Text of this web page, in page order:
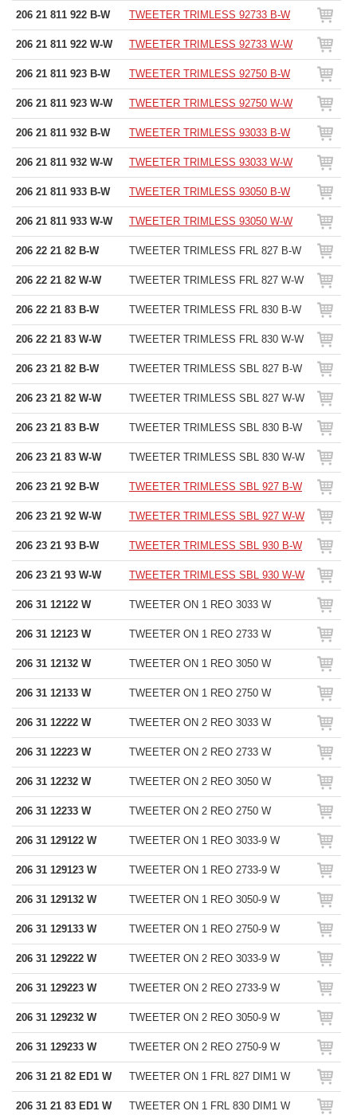
206 21 811 922 B-W TWEETER TRIMLESS 92733 B-W
206 21 811 922 W-W TWEETER TRIMLESS 92733 W-W
206 21 811 923 B-W TWEETER TRIMLESS 92750 B-W
206 21 811 923 W-W TWEETER TRIMLESS 92750 W-W
206 21 811 932 B-W TWEETER TRIMLESS 93033 B-W
206 21 811 932 W-W TWEETER TRIMLESS 93033 W-W
206 21 811 933 B-W TWEETER TRIMLESS 93050 B-W
206 21 811 933 W-W TWEETER TRIMLESS 93050 W-W
206 22 21 82 B-W TWEETER TRIMLESS FRL 827 B-W
206 22 21 82 W-W TWEETER TRIMLESS FRL 827 W-W
206 22 21 83 B-W TWEETER TRIMLESS FRL 830 B-W
206 22 21 83 W-W TWEETER TRIMLESS FRL 830 W-W
206 23 21 82 B-W TWEETER TRIMLESS SBL 827 B-W
206 23 21 82 W-W TWEETER TRIMLESS SBL 827 W-W
206 23 21 83 B-W TWEETER TRIMLESS SBL 830 B-W
206 23 21 83 W-W TWEETER TRIMLESS SBL 830 W-W
206 23 21 92 B-W TWEETER TRIMLESS SBL 927 B-W
206 23 21 92 W-W TWEETER TRIMLESS SBL 927 W-W
206 23 21 93 B-W TWEETER TRIMLESS SBL 930 B-W
206 23 21 93 W-W TWEETER TRIMLESS SBL 930 W-W
206 31 12122 W TWEETER ON 1 REO 3033 W
206 31 12123 W TWEETER ON 1 REO 2733 W
206 31 12132 W TWEETER ON 1 REO 3050 W
206 31 12133 W TWEETER ON 1 REO 2750 W
206 31 12222 W TWEETER ON 2 REO 3033 W
206 31 12223 W TWEETER ON 2 REO 2733 W
206 31 12232 W TWEETER ON 2 REO 3050 W
206 31 12233 W TWEETER ON 2 REO 2750 W
206 31 129122 W TWEETER ON 1 REO 3033-9 W
206 31 129123 W TWEETER ON 1 REO 2733-9 W
206 31 129132 W TWEETER ON 1 REO 3050-9 W
206 31 129133 W TWEETER ON 1 REO 2750-9 W
206 31 129222 W TWEETER ON 2 REO 3033-9 W
206 31 129223 W TWEETER ON 2 REO 2733-9 W
206 31 129232 W TWEETER ON 2 REO 3050-9 W
206 31 129233 W TWEETER ON 2 REO 2750-9 W
206 31 21 82 ED1 W TWEETER ON 1 FRL 827 DIM1 W
206 31 21 83 ED1 W TWEETER ON 1 FRL 830 DIM1 W